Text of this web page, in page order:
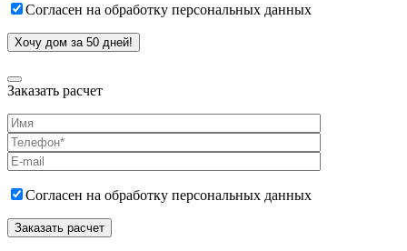
Согласен на обработку персональных данных
Заказать расчет
Согласен на обработку персональных данных